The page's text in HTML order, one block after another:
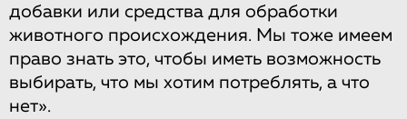
добавки или средства для обработки
животного происхождения. Мы тоже имеем
право знать это, чтобы иметь возможность
выбирать, что мы хотим потреблять, а что
нет».